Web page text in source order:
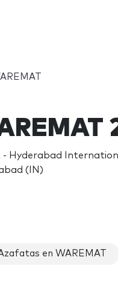
- Hyderabad
(IN)
en WAREMAT